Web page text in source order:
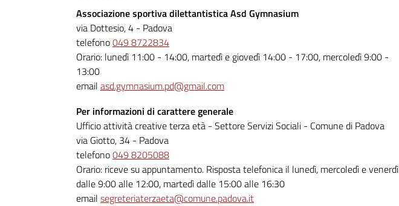
Associazione sportiva dilettantistica Asd Gymnasium
via Dottesio, 4 - Padova
telefono049 8722834
Orario: lunedì 11:00 - 14:00, martedì e giovedì 14:00 - 17:00, mercoledì 9:00 -
13:00​
email asd.gymnasium.pd@gmail.com
Per informazioni di carattere generale
Ufficio attività creative terza età - Settore Servizi Sociali - Comune di Padova
via Giotto, 34 - Padova
telefono049 8205088
Orario: riceve su appuntamento. Risposta telefonica il lunedì, mercoledì e venerdì
dalle 9:00 alle 12:00, martedì dalle 15:00 alle 16:30
email segreteriaterzaeta@comune.padova.it